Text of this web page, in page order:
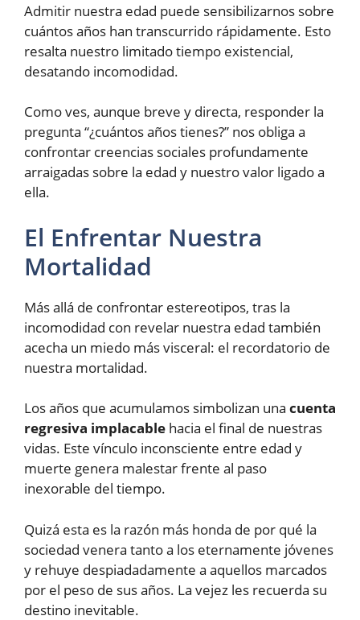
Admitir nuestra edad puede sensibilizarnos sobre
cuántos años han transcurrido rápidamente. Esto
resalta nuestro limitado tiempo existencial,
desatando incomodidad.
Como ves, aunque breve y directa, responder la
pregunta “¿cuántos años tienes?” nos obliga a
confrontar creencias sociales profundamente
arraigadas sobre la edad y nuestro valor ligado a
ella.
El Enfrentar Nuestra
Mortalidad
Más allá de confrontar estereotipos, tras la
incomodidad con revelar nuestra edad también
acecha un miedo más visceral: el recordatorio de
nuestra mortalidad.
Los años que acumulamos simbolizan una cuenta
regresiva implacable hacia el final de nuestras
vidas. Este vínculo inconsciente entre edad y
muerte genera malestar frente al paso
inexorable del tiempo.
Quizá esta es la razón más honda de por qué la
sociedad venera tanto a los eternamente jóvenes
y rehuye despiadadamente a aquellos marcados
por el peso de sus años. La vejez les recuerda su
destino inevitable.